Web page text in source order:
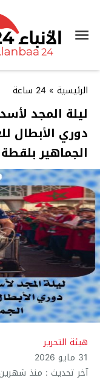
الرئيسية » 24 ساعة
ليلة المجد
دوري الأبطال
الجماهير
هيئة التحرير
31 مايو 2026
آخر تحديث : منذ